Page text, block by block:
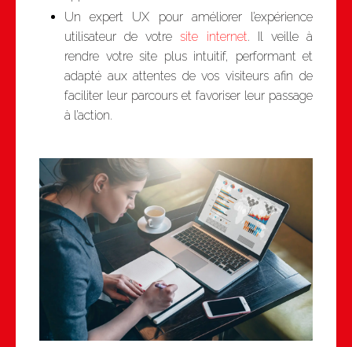
Un expert UX pour améliorer l’expérience
utilisateur de votre site internet. Il veille à
rendre votre site plus intuitif, performant et
adapté aux attentes de vos visiteurs afin de
faciliter leur parcours et favoriser leur passage
à l’action.